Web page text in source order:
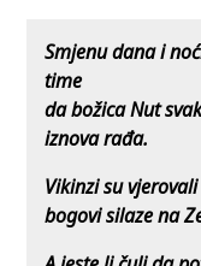
Smjenu dana i
time
da božica Nut
iznova rađa.
Vikinzi su
bogovi silaze na